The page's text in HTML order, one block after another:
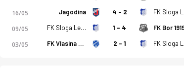
FK Sloga Leskovac - FK Timok 1919 Zajecar 1-4
16/05 Jagodina 4 - 2
09/05 FK Sloga Leskovac 1 - 4 FK Bor
03/05 FK Vlasina Vlasotince 2 - 1